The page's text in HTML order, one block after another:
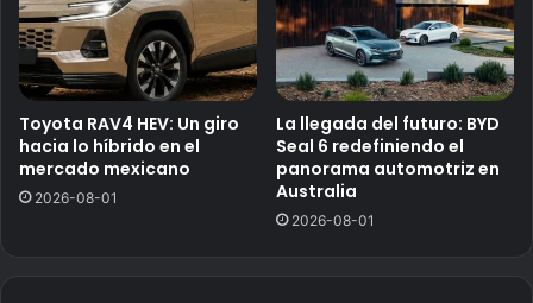
Toyota RAV4 HEV: Un giro
hacia lo híbrido en el
mercado mexicano
2026-08-01
La llegada del futuro: BYD
Seal 6 redefiniendo el
panorama automotriz en
Australia
2026-08-01